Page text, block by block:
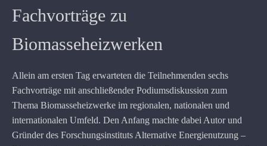
Fachvorträge zu
Biomasseheizwerken
Allein am ersten Tag erwarteten die Teilnehmenden sechs
Fachvorträge mit anschließender Podiumsdiskussion zum
Thema Biomasseheizwerke im regionalen, nationalen und
internationalen Umfeld. Den Anfang machte dabei Autor und
Gründer des Forschungsinstituts Alternative Energienutzung –